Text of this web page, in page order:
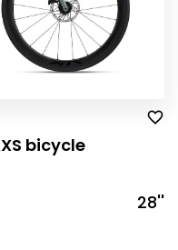
bicycle
28''